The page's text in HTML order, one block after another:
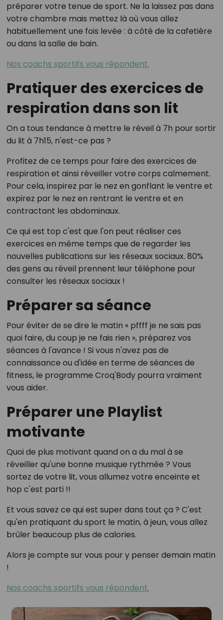
préparer votre tenue de sport. Ne la laissez pas dans
votre chambre mais mettez là où vous allez
habituellement une fois levée : à côté de la cafetière
ou dans la salle de bain.
Nos coachs sportifs vous répondent.
Pratiquer des exercices de
respiration dans son lit
On a tous tendance à mettre le réveil à 7h pour sortir
du lit à 7h15, n'est-ce pas ?
Profitez de ce temps pour faire des exercices de
respiration et ainsi réveiller votre corps calmement.
Pour cela, inspirez par le nez en gonflant le ventre et
expirez par le nez en rentrant le ventre et en
contractant les abdominaux.
Ce qui est top c'est que l'on peut réaliser ces
exercices en même temps que de regarder les
nouvelles publications sur les réseaux sociaux. 80%
des gens au réveil prennent leur téléphone pour
consulter les réseaux sociaux !
Préparer sa séance
Pour éviter de se dire le matin « pffff je ne sais pas
quoi faire, du coup je ne fais rien », préparez vos
séances à l'avance ! Si vous n'avez pas de
connaissance ou d'idée en terme de séances de
fitness, le programme Croq'Body pourra vraiment
vous aider.
Préparer une Playlist
motivante
Quoi de plus motivant quand on a du mal à se
réveiller qu'une bonne musique rythmée ? Vous
sortez de votre lit, vous allumez votre enceinte et
hop c'est parti !!
Et vous savez ce qui est super dans tout ça ? C'est
qu'en pratiquant du sport le matin, à jeun, vous allez
brûler beaucoup plus de calories.
Alors je compte sur vous pour y penser demain matin
!
Nos coachs sportifs vous répondent.